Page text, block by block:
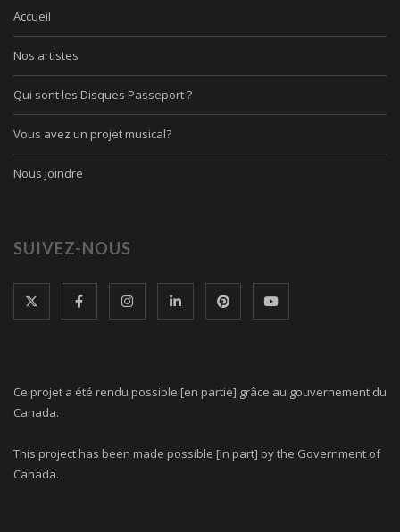
Accueil
Nos artistes
Qui sont les Disques Passeport ?
Vous avez un projet musical?
Nous joindre
SUIVEZ-NOUS
Ce projet a été rendu possible [en partie] grâce au gouvernement du
Canada.
This project has been made possible [in part] by the Government of
Canada.